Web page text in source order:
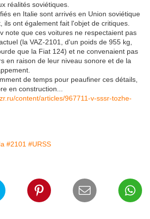
réalités soviétiques.
en Italie sont arrivés en Union soviétique
ils ont également fait l'objet de critiques.
note que ces voitures ne respectaient pas
(la VAZ-2101, d'un poids de 955 kg,
que la Fiat 124) et ne convenaient pas
en raison de leur niveau sonore et de la
de temps pour peaufiner ces détails,
en construction...
content/articles/967711-v-sssr-tozhe-
#2101 #URSS